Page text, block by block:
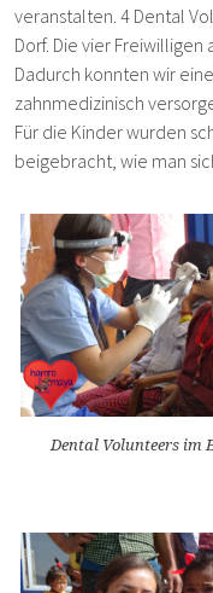
veranstalten. 4 Dental
Dorf. Die vier
Dadurch konnten wir
zahnmedizinisch
Für die Kinder wurden
beigebracht, wie man
Dental Volunteers im